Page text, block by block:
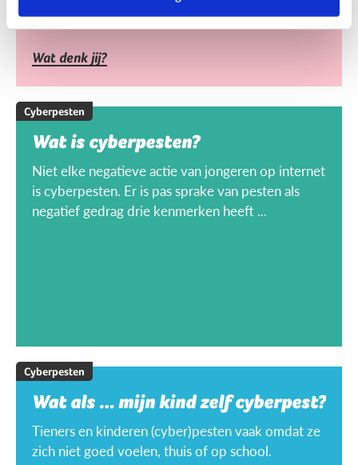
Wat denk jij?
Cyberpesten
Wat is cyberpesten?
Niet elke negatieve actie van jongeren op internet
is cyberpesten. Er is pas sprake van pesten als
negatief gedrag drie kenmerken heeft ...
Cyberpesten
Wat als … mijn kind zelf cyberpest?
Tieners en kinderen (cyber)pesten vaak omdat ze
zich niet goed voelen, thuis of op school.